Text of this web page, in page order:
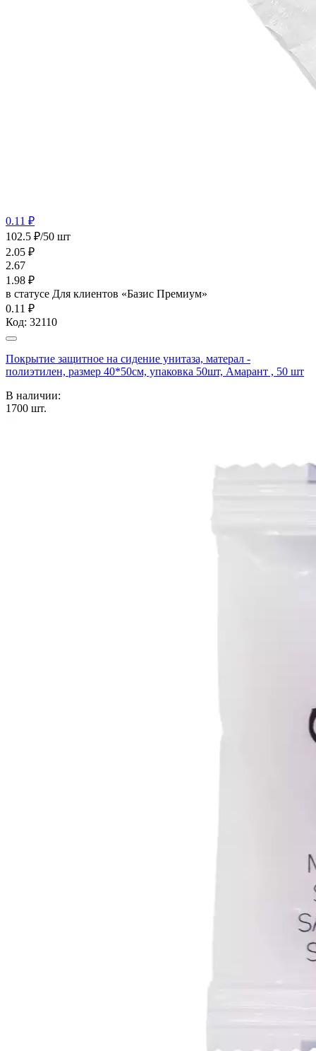
0.11 ₽
102.5 ₽/50 шт
2.05 ₽
2.67
1.98 ₽
в статусе Для клиентов «Базис Премиум»
0.11 ₽
Код: 32110
Покрытие защитное на сидение унитаза, матерал -
полиэтилен, размер 40*50см, упаковка 50шт, Амарант , 50 шт
В наличии:
1700 шт.